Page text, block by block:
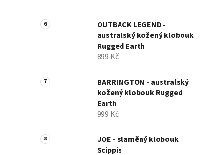
OUTBACK LEGEND -
australský kožený klobouk
Rugged Earth
899 Kč
BARRINGTON - australský
kožený klobouk Rugged
Earth
999 Kč
JOE - slaměný klobouk
Scippis